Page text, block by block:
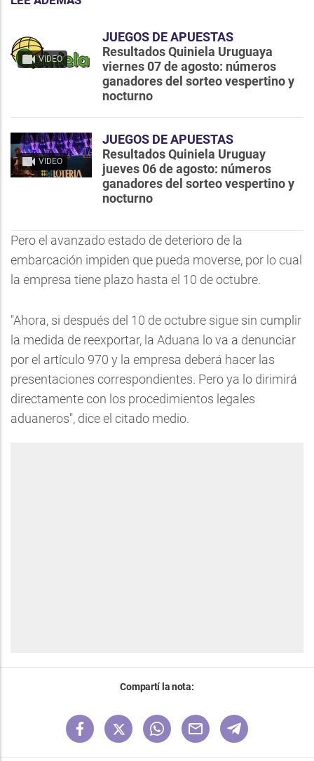
VIDEO
JUEGOS DE APUESTAS
Resultados Quiniela Uruguaya
viernes 07 de agosto: números
ganadores del sorteo vespertino y
nocturno
VIDEO
JUEGOS DE APUESTAS
Resultados Quiniela Uruguay
jueves 06 de agosto: números
ganadores del sorteo vespertino y
nocturno
Pero el avanzado estado de deterioro de la
embarcación impiden que pueda moverse, por lo cual
la empresa tiene plazo hasta el 10 de octubre.
"Ahora, si después del 10 de octubre sigue sin cumplir
la medida de reexportar, la Aduana lo va a denunciar
por el artículo 970 y la empresa deberá hacer las
presentaciones correspondientes. Pero ya lo dirimirá
directamente con los procedimientos legales
aduaneros", dice el citado medio.
Compartí la nota: